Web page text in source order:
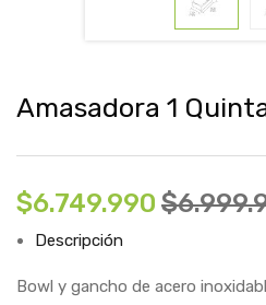
Amasadora 1
$6.749.990 $
Descripción
Bowl y gancho de acero